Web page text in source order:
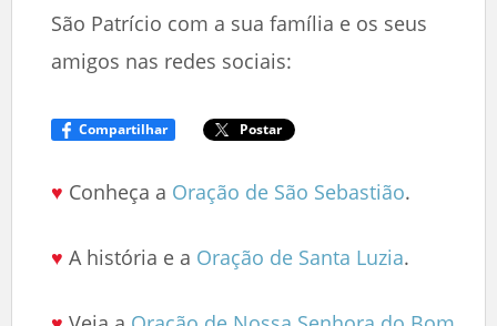
São Patrício com a sua família e os seus
amigos nas redes sociais:
Compartilhar Postar
♥ Conheça a Oração de São Sebastião.
♥ A história e a Oração de Santa Luzia.